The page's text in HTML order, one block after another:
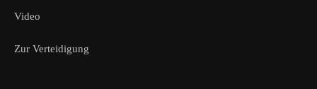
Video
Zur Verteidigung